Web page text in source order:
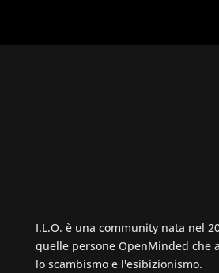
I.L.O. è una community nata nel
quelle persone OpenMinded che
lo scambismo e l'esibizionismo.